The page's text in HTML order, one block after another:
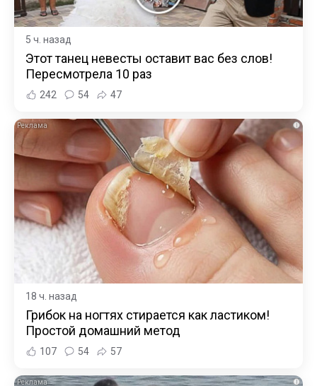
5 ч. назад
Этот танец невесты оставит вас без слов!
Пересмотрела 10 раз
242 54 47
i
18 ч. назад
Грибок на ногтях стирается как ластиком!
Простой домашний метод
107 54 57
i